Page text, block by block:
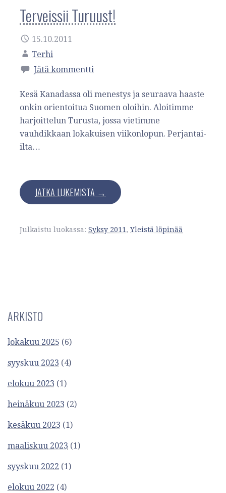
Terveissii Turuust!
15.10.2011
Terhi
Jätä kommentti
Kesä Kanadassa oli menestys ja seuraava haaste
onkin orientoitua Suomen oloihin. Aloitimme
harjoittelun Turusta, jossa vietimme
vauhdikkaan lokakuisen viikonlopun. Perjantai-
ilta…
JATKA LUKEMISTA →
Julkaistu luokassa: Syksy 2011, Yleistä löpinää
ARKISTO
lokakuu 2025 (6)
syyskuu 2023 (4)
elokuu 2023 (1)
heinäkuu 2023 (2)
kesäkuu 2023 (1)
maaliskuu 2023 (1)
syyskuu 2022 (1)
elokuu 2022 (4)